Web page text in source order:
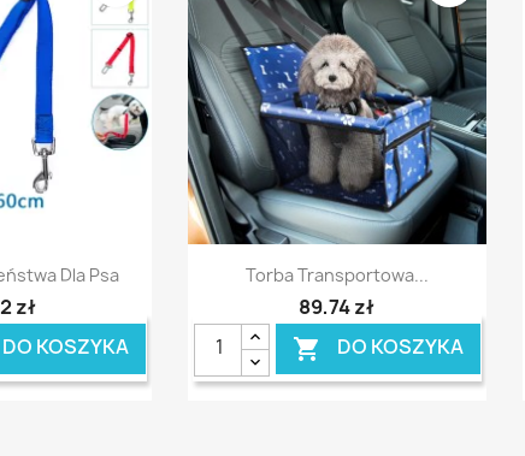
podglądDla Psa
zł
DO KOSZYKA
Szybki podgląd
Torba Transportowa...
89,74 zł
 DO KOSZYKA